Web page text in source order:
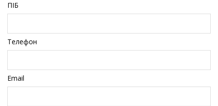
ПІБ
Телефон
Email